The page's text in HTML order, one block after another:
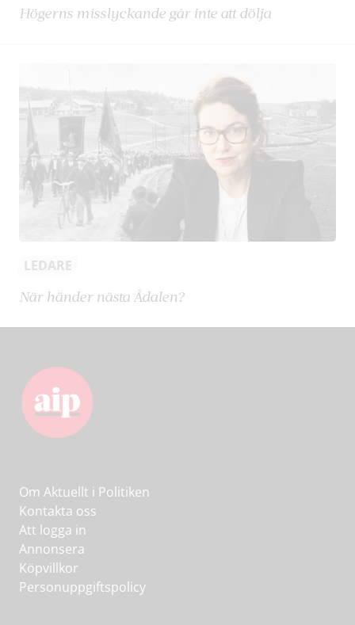
Högerns misslyckande går inte att dölja
LEDARE
När händer nästa Ådalen?
Om Aktuellt i Politiken
Kontakta oss
Att logga in
Annonsera
Köpvillkor
Personuppgiftspolicy